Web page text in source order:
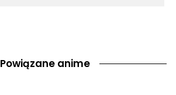
Powiązane anime